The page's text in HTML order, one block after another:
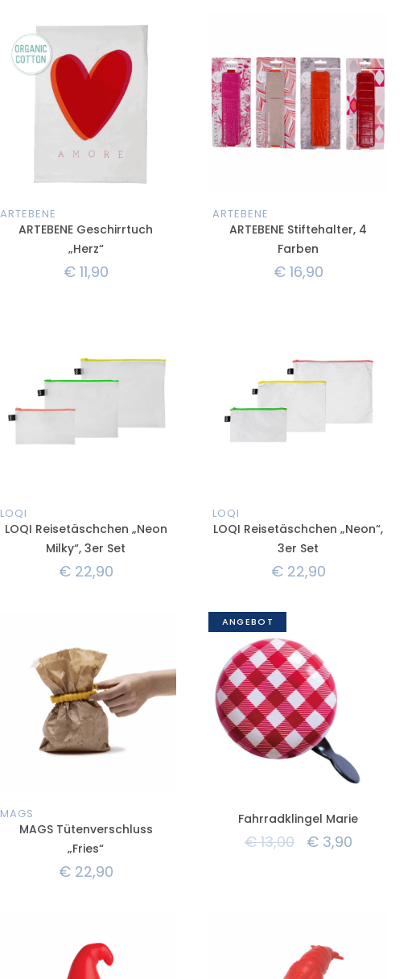
ARTEBENE
ARTEBENE Geschirrtuch
„Herz“
€11,90
ARTEBENE
ARTEBENE Stiftehalter, 4
Farben
€16,90
LOQI
LOQI Reisetäschchen „Neon
Milky“, 3er Set
€22,90
LOQI
LOQI Reisetäschchen „Neon“,
3er Set
€22,90
MAGS
MAGS Tütenverschluss
„Fries“
€22,90
ANGEBOT
Fahrradklingel Marie
€ 13,00 €3,90